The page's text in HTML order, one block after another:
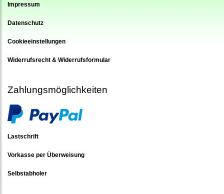
Impressum
Datenschutz
Cookieeinstellungen
Widerrufsrecht & Widerrufsformular
Zahlungsmöglichkeiten
Lastschrift
Vorkasse per Überweisung
Selbstabholer